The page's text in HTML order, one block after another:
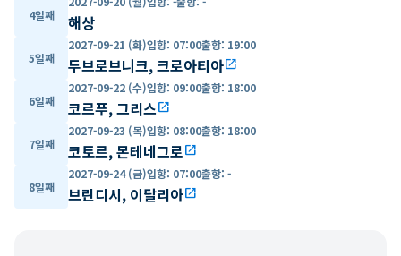
4일째 해상
5일째
2027-09-21 (화)입항: 07:00출항: 19:00
두브로브니크, 크로아티아open_in_new
6일째
2027-09-22 (수)입항: 09:00출항: 18:00
코르푸, 그리스open_in_new
7일째
2027-09-23 (목)입항: 08:00출항: 18:00
코토르, 몬테네그로open_in_new
8일째
2027-09-24 (금)입항: 07:00출항: -
브린디시, 이탈리아open_in_new